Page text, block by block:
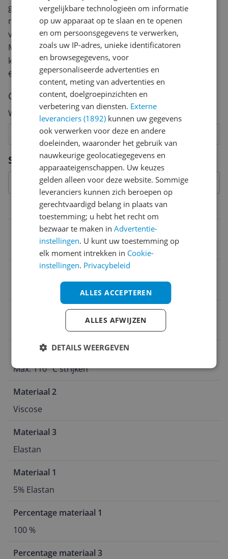
Specificaties
Materiaal & Wasvoorschrift
Met stretch
Wasvoorschrift
Max. 110 °C strijken
Percentage materiaal 2
Wassing
Max. 110 °C strijken
Materiaal 2
Viscose
Materiaal 3
Elastan
Materiaal 1
5% Elastan
Percentage materiaal 1
100 %
Percentage materiaal 3
geven? Start dan hieronder met het schrijven van je
review. Afhankelijk van de details duurt het schrijven
van een review gemiddeld tussen de 3 en 10 minuten.
Met jouw mening help je andere bezoekers een betere
keuze te maken én maak je iedere maand kans op
€250,-!
Klik hier voor de actievoorwaarden.
Cijfer
Welk cijfer geef jij dit product?
8
7
6
5
4
3
2
Vraag 1 van 4
vergelijkbare technologieën om informatie
op uw apparaat op te slaan en te openen
en om persoonsgegevens te verwerken,
zoals uw IP-adres, unieke identificatoren
en browsegegevens, voor
gepersonaliseerde advertenties en
content, meting van advertenties en
content, doelgroepinzichten en
verbetering van diensten. Externe
leveranciers (1892) kunnen uw gegevens
ook verwerken voor deze en andere
doeleinden, waaronder het gebruik van
nauwkeurige geolocatiegegevens en
apparaateigenschappen. Uw keuzes
gelden alleen voor deze website. Sommige
leveranciers kunnen zich beroepen op
gerechtvaardigd belang in plaats van
toestemming; u hebt het recht om
bezwaar te maken inAdvertentie-
instellingen. U kunt uw toestemming op
elk moment intrekken in Cookie-
instellingen. Privacybeleid
ALLES ACCEPTEREN
ALLES AFWIJZEN
DETAILS WEERGEVEN